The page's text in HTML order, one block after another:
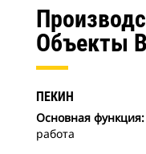
Объекты
ПЕКИН
Основная функция:
работа